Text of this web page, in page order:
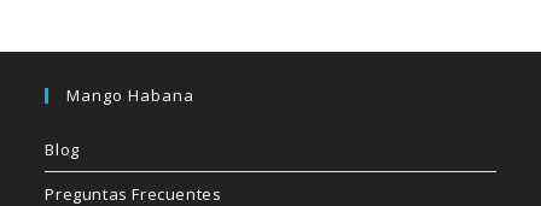
Mango Habana
Blog
Preguntas Frecuentes